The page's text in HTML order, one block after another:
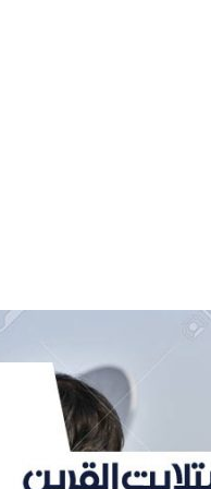
تركيب صيانة تصليح اثاث